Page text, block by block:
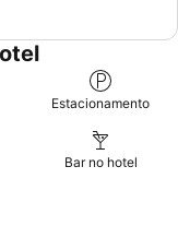
Estacionamento
Bar no hotel